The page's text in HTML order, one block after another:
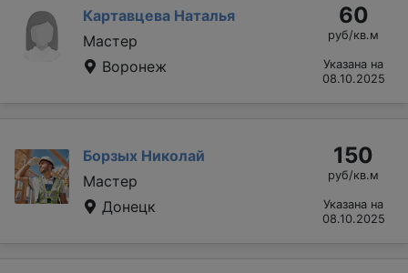
Картавцева Наталья
Мастер
Воронеж
60
руб/кв.м
Указана на
08.10.2025
Борзых Николай
Мастер
Донецк
150
руб/кв.м
Указана на
08.10.2025